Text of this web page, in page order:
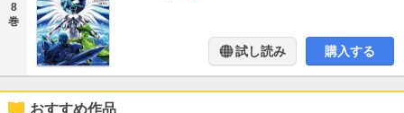
8
巻
試し読み 購入する
おすすめ作品